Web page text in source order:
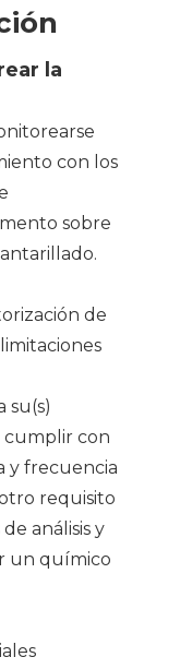
la
con los
sobre
de
su(s)
cumplir con
y frecuencia
requisito
análisis y
un químico